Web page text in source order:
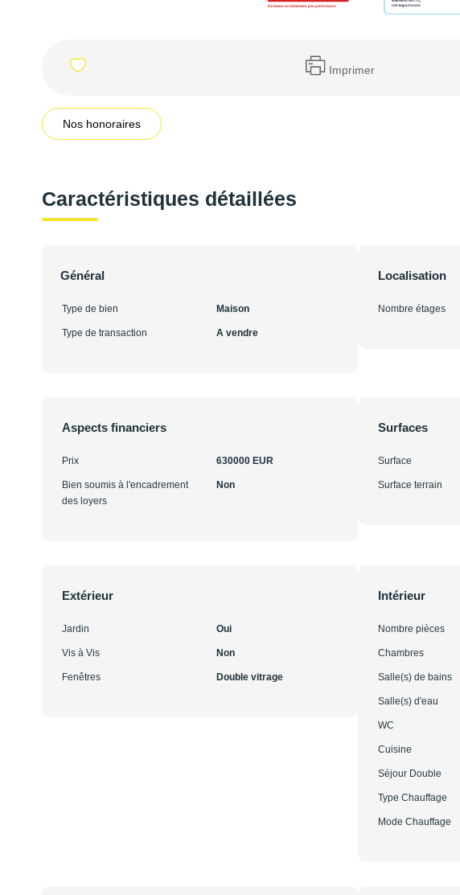
Imprimer
Nos honoraires
Caractéristiques détaillées
Général
Type de bien Maison
Type de transaction A vendre
Localisation
Nombre étages
Aspects financiers
Prix 630000 EUR
Bien soumis à l'encadrement
des loyers
Non
Surfaces
Surface
Surface terrain
Extérieur
Jardin Oui
Vis à Vis Non
Fenêtres Double vitrage
Intérieur
Nombre pièces
Chambres
Salle(s) de bains
Salle(s) d'eau
WC
Cuisine
Séjour Double
Type Chauffage
Mode Chauffage